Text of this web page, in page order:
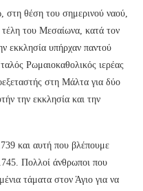
στη θέση του σημερινού ναού,
του Μεσαίωνα, κατά τον
εκκλησία υπήρχαν παντού
Ρωμαιοκαθολικός ιερέας
στη Μάλτα για δύο
την εκκλησία και την
και αυτή που βλέπουμε
Πολλοί άνθρωποι που
τάματα στον Άγιο για να